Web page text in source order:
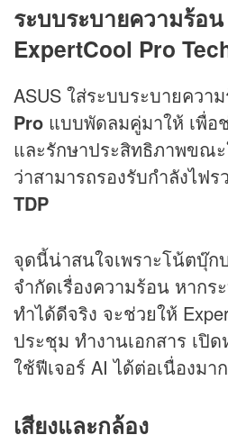
ระบบระบายความร้อ
ExpertCool Pro
ASUS ใส่ระบบระบายควา
Pro แบบพัดลมคู่มาให้ เพื่
และรักษาประสิทธิภาพขณ
ว่าสามารถรองรับกำลังไฟร
TDP
จุดนี้น่าสนใจเพราะโน้ตบุ๊ก
จำกัดเรื่องความร้อน หาก
ทำได้ดีจริง จะช่วยให้
ประชุม ทำงานเอกสาร เปิ
ใช้ฟีเจอร์ AI ได้ต่อเนื่องมา
เสียงและกล้อง